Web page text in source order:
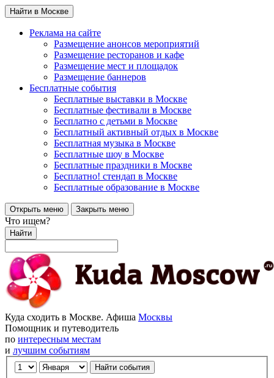
Найти в Москве
Реклама на сайте
Размещение анонсов мероприятий
Размещение ресторанов и кафе
Размещение мест и площадок
Размещение баннеров
Бесплатные события
Бесплатные выставки в Москве
Бесплатные фестивали в Москве
Бесплатно с детьми в Москве
Бесплатный активный отдых в Москве
Бесплатная музыка в Москве
Бесплатные шоу в Москве
Бесплатные праздники в Москве
Бесплатно! стендап в Москве
Бесплатные образование в Москве
Открыть меню Закрыть меню
Что ищем?
Найти
Куда сходить в Москве. Афиша Москвы
Помощник и путеводитель
по интересным местам
и лучшим событиям